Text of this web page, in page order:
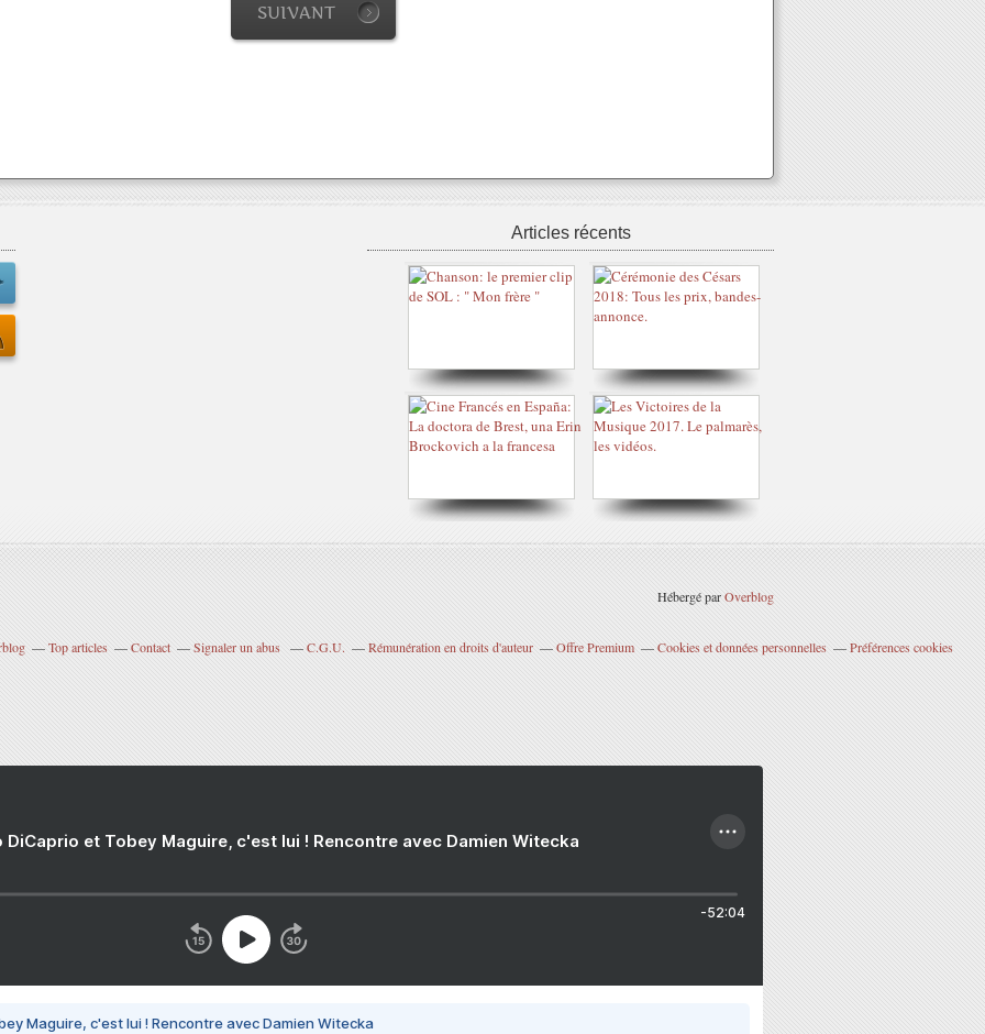
SUIVANT
Articles récents
Hébergé parOverblog
Top articles Contact Signaler un abus C.G.U. Rémunération en droits d'auteur Offre Premium Cookies et données personnelles Préférences cookies
DiCaprio et Tobey Maguire, c'est lui ! Rencontre avec Damien Witecka
-52:04
Maguire, c'est lui ! Rencontre avec Damien Witecka